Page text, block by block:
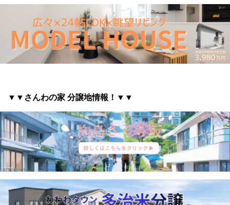
▼▼さんわの家 分譲地情報 ！▼▼